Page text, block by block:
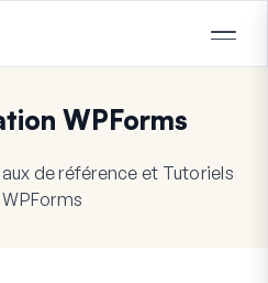
WPForms
de référence et Tutoriels